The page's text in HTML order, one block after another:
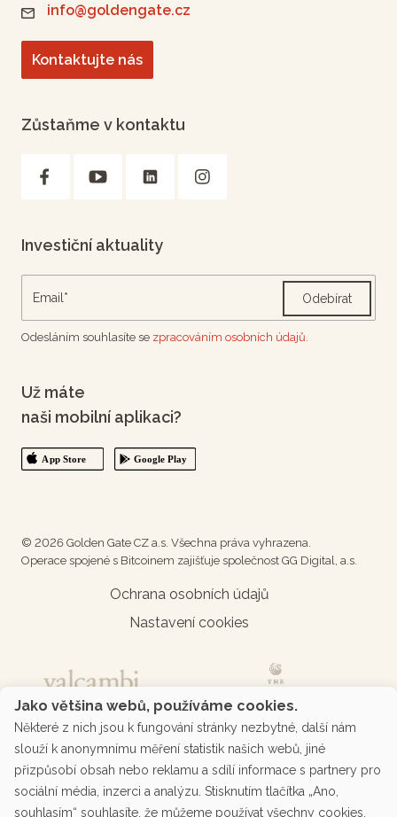
info@goldengate.cz
Kontaktujte nás
Zůstaňme v kontaktu
Investiční aktuality
Odebírat
Odesláním souhlasíte se zpracováním osobních údajů.
Už máte
naši mobilní aplikaci?
© 2026 Golden Gate CZ a.s. Všechna práva vyhrazena.
Operace spojené s Bitcoinem zajišťuje společnost GG Digital, a.s.
Ochrana osobních údajů
Nastavení cookies
Jako většina webů, používáme cookies.
Některé z nich jsou k fungování stránky nezbytné, další nám
slouží k anonymnímu měření statistik našich webů, jiné
přizpůsobí obsah nebo reklamu a sdílí informace s partnery pro
sociální média, inzerci a analýzu. Stisknutím tlačítka „Ano,
souhlasím“ souhlasíte, že můžeme používat všechny cookies.